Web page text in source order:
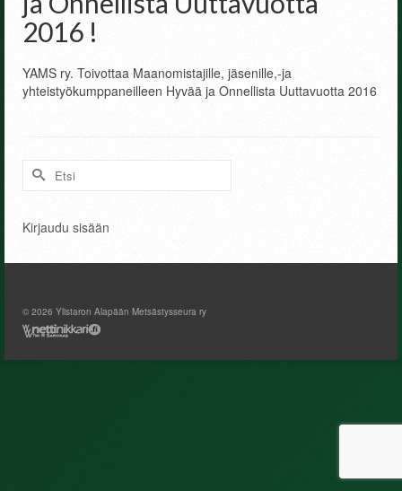
2016 !
YAMS ry. Toivottaa Maanomistajille, jäsenille,-ja
yhteistyökumppaneilleen Hyvää ja Onnellista Uuttavuotta 2016
Search
for:
Kirjaudu sisään
© 2026 Ylistaron Alapään Metsästysseura ry